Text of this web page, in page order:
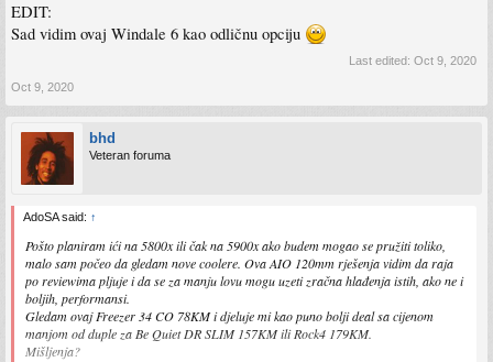
EDIT:
Sad vidim ovaj Windale 6 kao odličnu opciju
Last edited: Oct 9, 2020
Oct 9, 2020
bhd
Veteran foruma
AdoSA said: ↑
Pošto planiram ići na 5800x ili čak na 5900x ako budem mogao se pružiti toliko,
malo sam počeo da gledam nove coolere. Ova AIO 120mm rješenja vidim da raja
po reviewima pljuje i da se za manju lovu mogu uzeti zračna hlađenja istih, ako ne i
boljih, performansi.
Gledam ovaj Freezer 34 CO 78KM i djeluje mi kao puno bolji deal sa cijenom
manjom od duple za Be Quiet DR SLIM 157KM ili Rock4 179KM.
Mišljenja?